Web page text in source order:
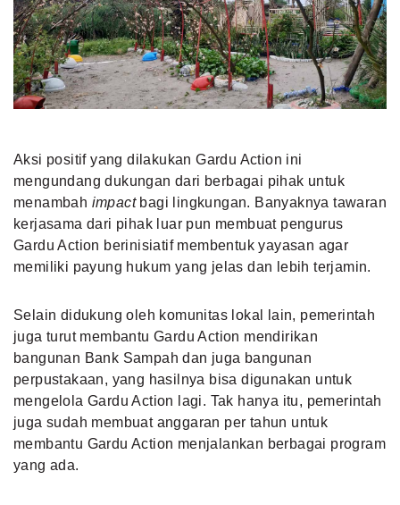
Aksi positif yang dilakukan Gardu Action ini
mengundang dukungan dari berbagai pihak untuk
menambah impactbagi lingkungan. Banyaknya tawaran
kerjasama dari pihak luar pun membuat pengurus
Gardu Action berinisiatif membentuk yayasan agar
memiliki payung hukum yang jelas dan lebih terjamin.
Selain didukung oleh komunitas lokal lain, pemerintah
juga turut membantu Gardu Action mendirikan
bangunan Bank Sampah dan juga bangunan
perpustakaan, yang hasilnya bisa digunakan untuk
mengelola Gardu Action
lagi. Tak hanya itu, pemerintah
juga sudah membuat anggaran per tahun untuk
membantu Gardu Action menjalankan berbagai program
yang ada.